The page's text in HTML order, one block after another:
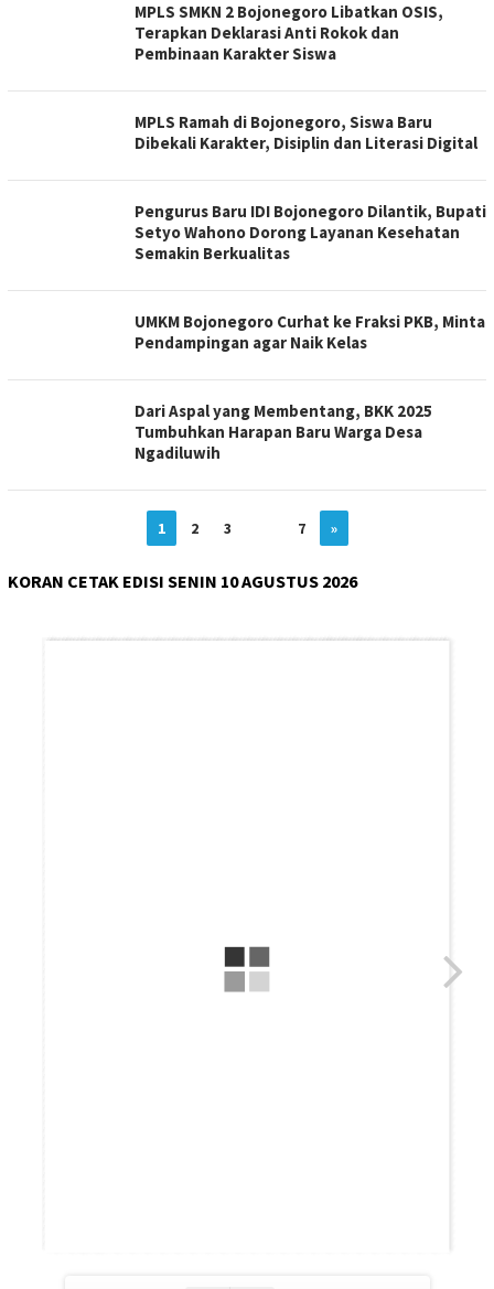
MPLS SMKN 2 Bojonegoro Libatkan OSIS,
Terapkan Deklarasi Anti Rokok dan
Pembinaan Karakter Siswa
MPLS Ramah di Bojonegoro, Siswa Baru
Dibekali Karakter, Disiplin dan Literasi Digital
Pengurus Baru IDI Bojonegoro Dilantik, Bupati
Setyo Wahono Dorong Layanan Kesehatan
Semakin Berkualitas
UMKM Bojonegoro Curhat ke Fraksi PKB, Minta
Pendampingan agar Naik Kelas
Dari Aspal yang Membentang, BKK 2025
Tumbuhkan Harapan Baru Warga Desa
Ngadiluwih
1 2 3 7 »
KORAN CETAK EDISI SENIN 10 AGUSTUS 2026